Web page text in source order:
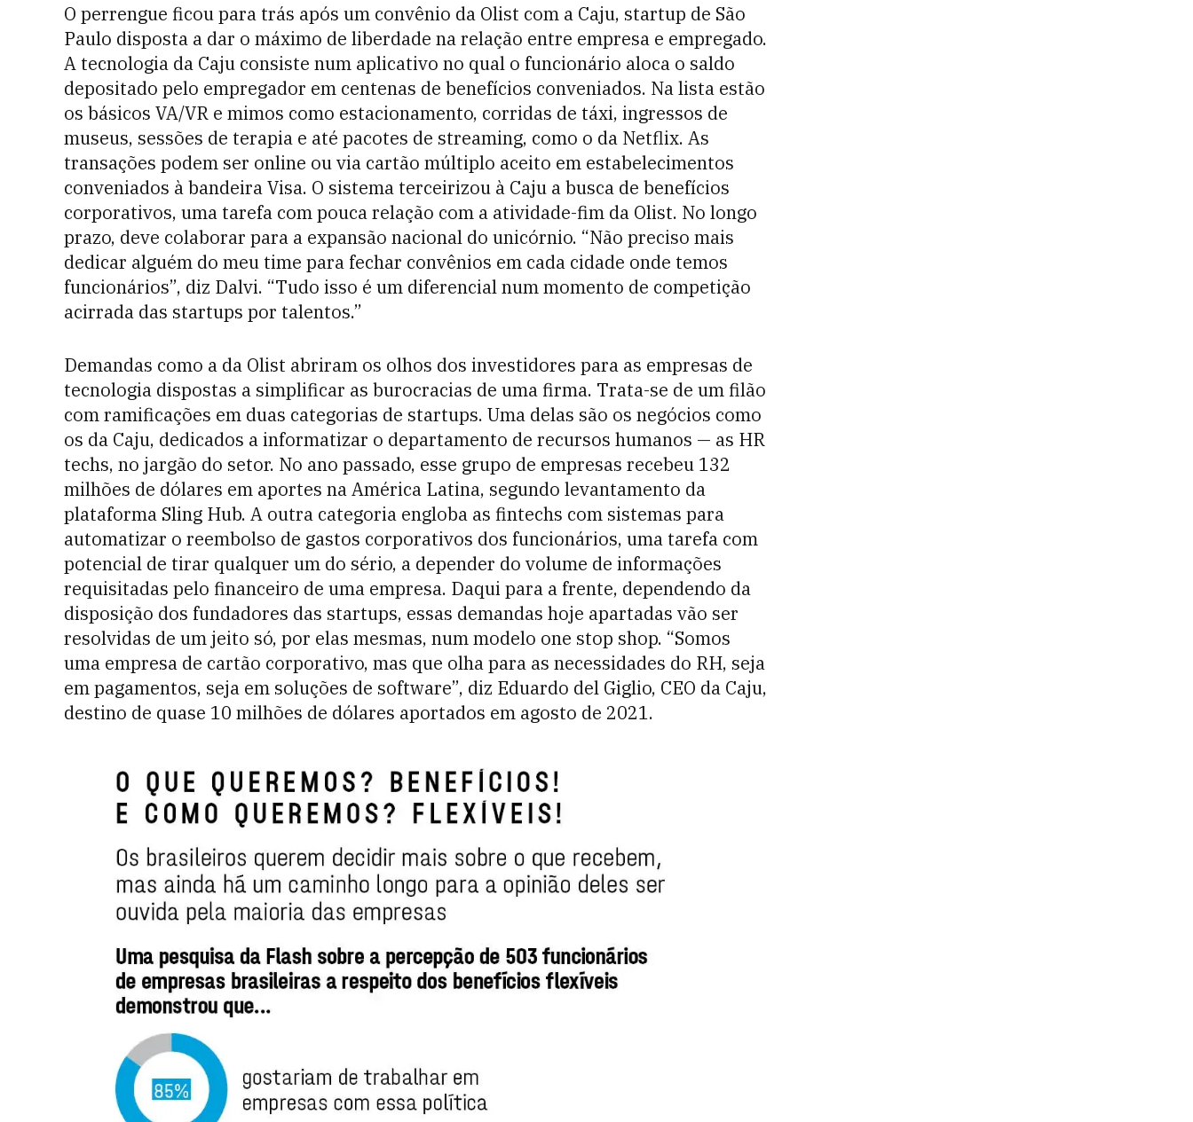
O perrengue ficou para trás após um convênio da Olist com a Caju, startup de São
Paulo disposta a dar o máximo de liberdade na relação entre empresa e empregado.
A tecnologia da Caju consiste num aplicativo no qual o funcionário aloca o saldo
depositado pelo empregador em centenas de benefícios conveniados. Na lista estão
os básicos VA/VR e mimos como estacionamento, corridas de táxi, ingressos de
museus, sessões de terapia e até pacotes de streaming, como o da Netflix. As
transações podem ser online ou via cartão múltiplo aceito em estabelecimentos
conveniados à bandeira Visa. O sistema terceirizou à Caju a busca de benefícios
corporativos, uma tarefa com pouca relação com a atividade-fim da Olist. No longo
prazo, deve colaborar para a expansão nacional do unicórnio. “Não preciso mais
dedicar alguém do meu time para fechar convênios em cada cidade onde temos
funcionários”, diz Dalvi. “Tudo isso é um diferencial num momento de competição
acirrada das startups por talentos.”
Demandas como a da Olist abriram os olhos dos investidores para as empresas de
tecnologia dispostas a simplificar as burocracias de uma firma. Trata-se de um filão
com ramificações em duas categorias de startups. Uma delas são os negócios como
os da Caju, dedicados a informatizar o departamento de recursos humanos — as HR
techs, no jargão do setor. No ano passado, esse grupo de empresas recebeu 132
milhões de dólares em aportes na América Latina, segundo levantamento da
plataforma Sling Hub. A outra categoria engloba as fintechs com sistemas para
automatizar o reembolso de gastos corporativos dos funcionários, uma tarefa com
potencial de tirar qualquer um do sério, a depender do volume de informações
requisitadas pelo financeiro de uma empresa. Daqui para a frente, dependendo da
disposição dos fundadores das startups, essas demandas hoje apartadas vão ser
resolvidas de um jeito só, por elas mesmas, num modelo one stop shop. “Somos
uma empresa de cartão corporativo, mas que olha para as necessidades do RH, seja
em pagamentos, seja em soluções de software”, diz ­Eduardo del Giglio, CEO da Caju,
destino de quase 10 milhões de dólares aportados em agosto de 2021.